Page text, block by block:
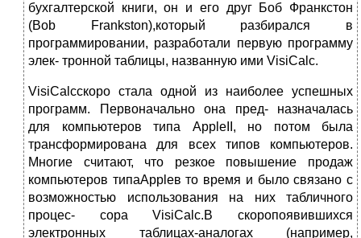
бухгалтерской книги, он и его друг Боб Франкстон
(Bob Frankston),который разбирался в
программировании, разработали первую программу
элек- тронной таблицы, названную ими VisiCalc.
VisiCalcскоро стала одной из наиболее успешных
программ. Первоначально она пред- назначалась
для компьютеров типа AppleII, но потом была
трансформирована для всех типов компьютеров.
Многие считают, что резкое повышение продаж
компьютеров типаAppleв то время и было связано с
возможностью использования на них табличного
процес- сора VisiCalc.В скоропоявившихся
электронных таблицах-аналогах (например,